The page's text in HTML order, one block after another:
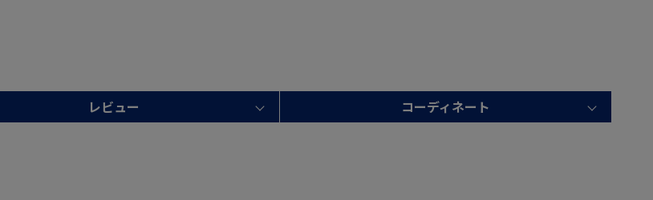
レビュー コーディネート